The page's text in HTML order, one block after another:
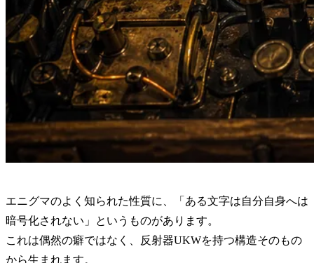
エニグマのよく知られた性質に、「ある文字は自分自身へは
暗号化されない」というものがあります。
これは偶然の癖ではなく、反射器UKWを持つ構造そのもの
から生まれます。